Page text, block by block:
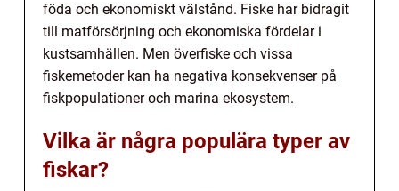
föda och ekonomiskt välstånd. Fiske har bidragit
till matförsörjning och ekonomiska fördelar i
kustsamhällen. Men överfiske och vissa
fiskemetoder kan ha negativa konsekvenser på
fiskpopulationer och marina ekosystem.
Vilka är några populära typer av
fiskar?